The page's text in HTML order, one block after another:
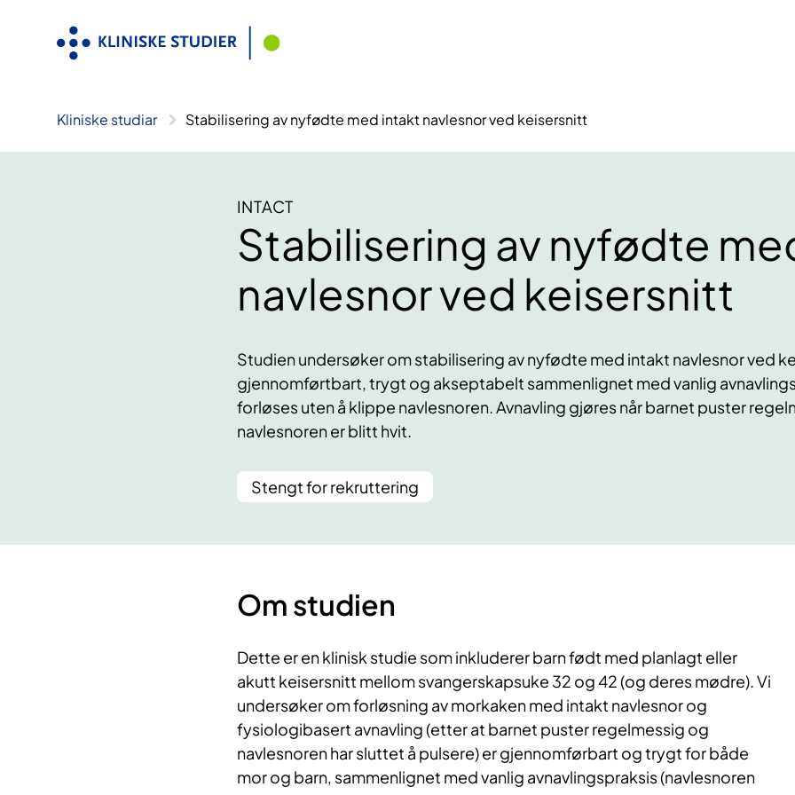
Kliniske studiar Stabilisering av nyfødte med intakt navlesnor ved keisersnitt
INTACT
Stabilisering av nyfødte
navlesnor ved keisersnitt
Studien undersøker om stabilisering av nyfødte med intakt navlesnor ved
gjennomførtbart, trygt og akseptabelt sammenlignet med vanlig
forløses uten å klippe navlesnoren. Avnavling gjøres når barnet puster
navlesnoren er blitt hvit.
Stengt for rekruttering
Om studien
Dette er en klinisk studie som inkluderer barn født med planlagt eller
akutt keisersnitt mellom svangerskapsuke 32 og 42 (og deres mødre). Vi
undersøker om forløsning av morkaken med intakt navlesnor og
fysiologibasert avnavling (etter at barnet puster regelmessig og
navlesnoren har sluttet å pulsere) er gjennomførbart og trygt for både
mor og barn, sammenlignet med vanlig avnavlingspraksis (navlesnoren